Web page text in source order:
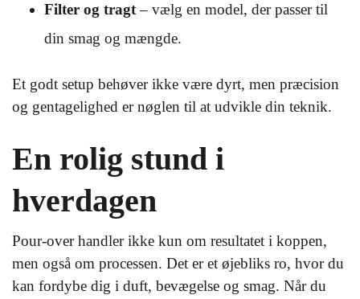
Filter og tragt– vælg en model, der passer til
din smag og mængde.
Et godt setup behøver ikke være dyrt, men præcision
og gentagelighed er nøglen til at udvikle din teknik.
En rolig stund i
hverdagen
Pour-over handler ikke kun om resultatet i koppen,
men også om processen. Det er et øjebliks ro, hvor du
kan fordybe dig i duft, bevægelse og smag. Når du